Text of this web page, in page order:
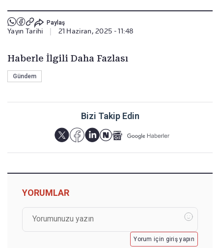
Paylaş
Yayın Tarihi 21 Haziran, 2025 - 11:48
Haberle İlgili Daha Fazlası
Gündem
Bizi Takip Edin
YORUMLAR
Yorum için giriş yapın